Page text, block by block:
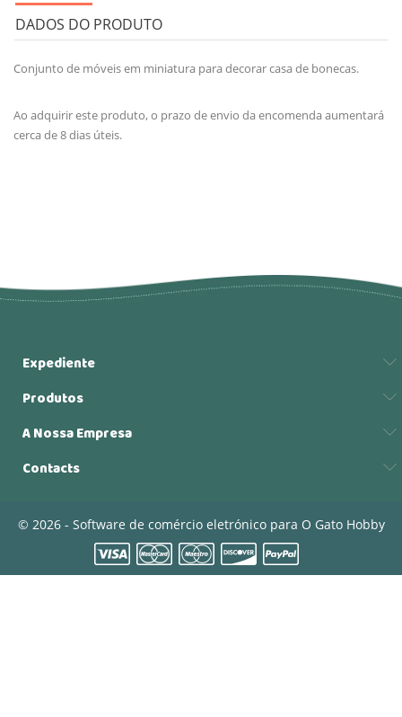
DADOS DO PRODUTO
Conjunto de móveis em miniatura para decorar casa de bonecas.
Ao adquirir este produto, o prazo de envio da encomenda aumentará
cerca de 8 dias úteis.
Expediente
Produtos
A Nossa Empresa
Contacts
© 2026 - Software de comércio eletrónico para O Gato Hobby